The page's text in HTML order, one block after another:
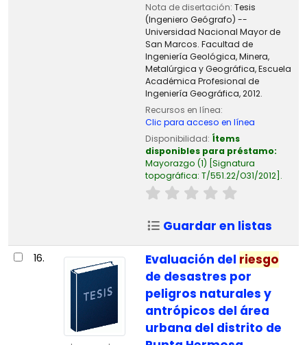
Nota de disertación: Tesis
(Ingeniero Geógrafo) --
Universidad Nacional Mayor de
San Marcos. Facultad de
Ingeniería Geológica, Minera,
Metalúrgica y Geográfica, Escuela
Académica Profesional de
Ingeniería Geográfica, 2012.
Recursos en línea:
Clic para acceso en línea
Disponibilidad: Ítems
disponibles para préstamo:
Mayorazgo (1) Signatura
topográfica: T/551.22/O31/2012 .
Guardar en listas
16. Evaluación del riesgo
de desastres por
peligros naturales y
antrópicos del área
urbana del distrito de